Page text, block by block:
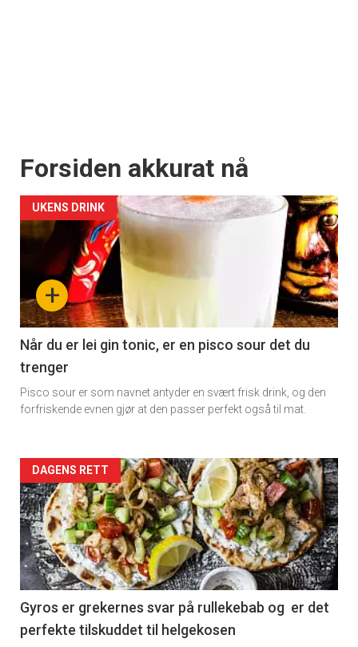
Forsiden akkurat nå
+
UKENS DRINK
Når du er lei gin tonic, er en pisco sour det du
trenger
Pisco sour er som navnet antyder en svært frisk drink, og den
forfriskende evnen gjør at den passer perfekt også til mat.
Forsiden
akkurat
nå
-
2
DAGENS RETT
Gyros er grekernes svar på rullekebab og er det
perfekte tilskuddet til helgekosen